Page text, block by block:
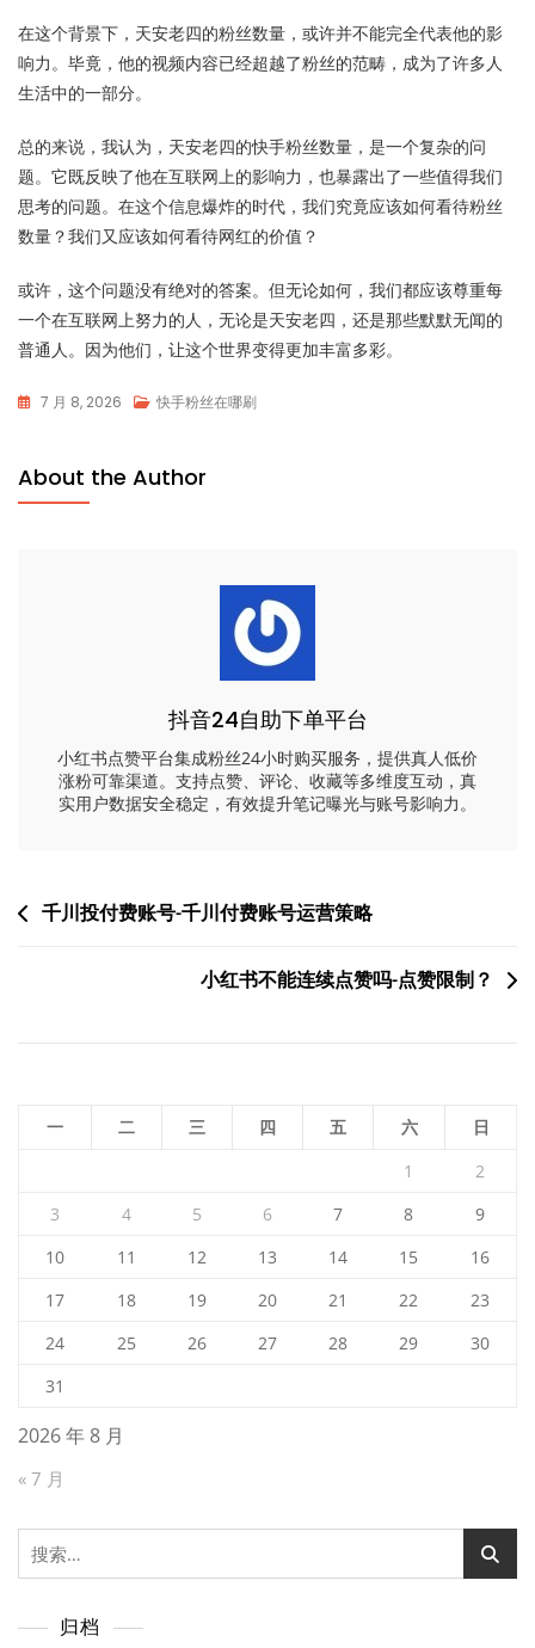
在这个背景下，天安老四的粉丝数量，或许并不能完全代表他的影
响力。毕竟，他的视频内容已经超越了粉丝的范畴，成为了许多人
生活中的一部分。
总的来说，我认为，天安老四的快手粉丝数量，是一个复杂的问
题。它既反映了他在互联网上的影响力，也暴露出了一些值得我们
思考的问题。在这个信息爆炸的时代，我们究竟应该如何看待粉丝
数量？我们又应该如何看待网红的价值？
或许，这个问题没有绝对的答案。但无论如何，我们都应该尊重每
一个在互联网上努力的人，无论是天安老四，还是那些默默无闻的
普通人。因为他们，让这个世界变得更加丰富多彩。
7 月 8, 2026 快手粉丝在哪刷
About the Author
抖音24自助下单平台
小红书点赞平台集成粉丝24小时购买服务，提供真人低价
涨粉可靠渠道。支持点赞、评论、收藏等多维度互动，真
实用户数据安全稳定，有效提升笔记曝光与账号影响力。
文千川投付费账号-千川付费账号运营策略
小红书不能连续点赞吗-点赞限制？
2026 年 8 月
一 二 三 四 五 六
日
1
2
3
4 5 6 7 8
9
10
11 12 13 14 15
16
17
18 19 20 21 22
23
24
25 26 27 28 29
30
31
« 7 月
搜
索：
归档